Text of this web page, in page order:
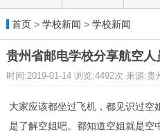
首页> 学校新闻 > 学校新闻
贵州省邮电学校分享航空
时间:2019-01-14 浏览:4492次 来源:贵
大家应该都坐过飞机，都见识过空
是了解空姐吧。都知道空姐就是空